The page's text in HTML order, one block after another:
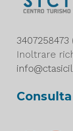
Inoltrare
Consulta